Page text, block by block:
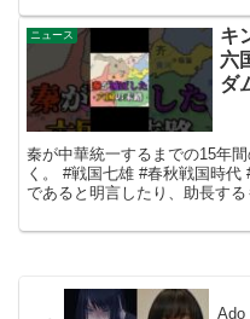
ニュース
キ
六
ダ
秦が中華統一するまでの15年
く。 #戦国七雄 #春秋戦国時
であると明言したり、助長す
Ado